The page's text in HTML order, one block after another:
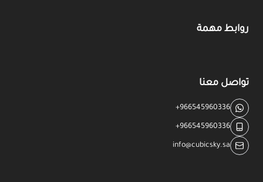
روابط مهمة
تواصل معنا
+966545960336
+966545960336
info@cubicsky.sa